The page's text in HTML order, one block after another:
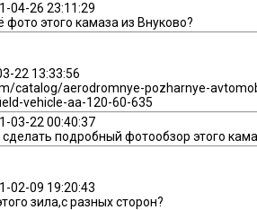
04-26 23:11:29
этого камаза из Внуково?
22 13:33:56
catalog/aerodromnye-pozharnye-
vehicle-aa-120-60-635
03-22 00:40:37
подробный фотообзор этого
02-09 19:20:43
зила,с разных сторон?